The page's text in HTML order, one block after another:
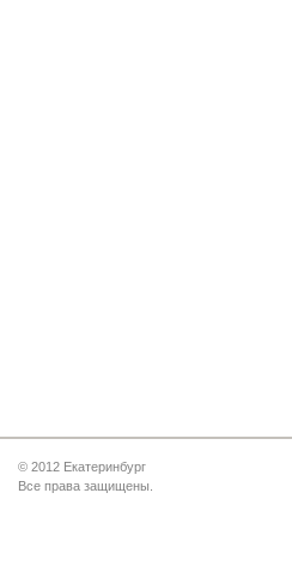
© 2012 Екатеринбург
Все права защищены.